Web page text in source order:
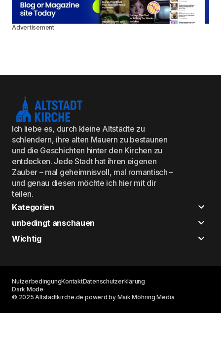
Advertisement
Ich liebe es, durch kleine Altstädte zu
schlendern, ihre alten Mauern zu bestaunen
und die Geschichten hinter den Kirchen zu
entdecken. Jede Stadt hat ihren eigenen
Zauber – mal geheimnisvoll, mal romantisch –
und genau diesen möchte ich hier mit dir
teilen.
Kategorien
unbedingt anschauen
Wichtig
© 2025 Altstadtkirche.de powerd by Maik Möhring Media
NutzerbedingungKontaktDatenschutzerklärung
Dark Mode